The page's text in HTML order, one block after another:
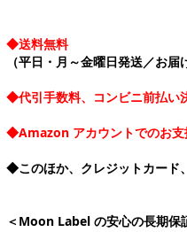
◆送料無料
（平日・月～金曜日発送／お
◆代引手数料、コンビニ前払い
◆Amazon アカウントでのお支
◆このほか、クレジットカード
＜Moon Label の安心の長期保